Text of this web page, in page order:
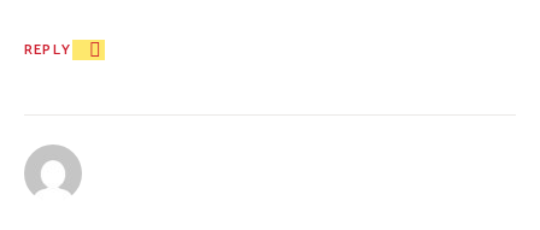
REPLY